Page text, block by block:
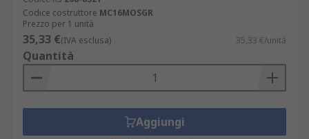
vengono utilizzati.
Codice costruttore MC16MOSGR
Prezzo per 1 unità
35,33 €(IVA esclusa) 35,33 €/unità
Quantità
Aggiungi